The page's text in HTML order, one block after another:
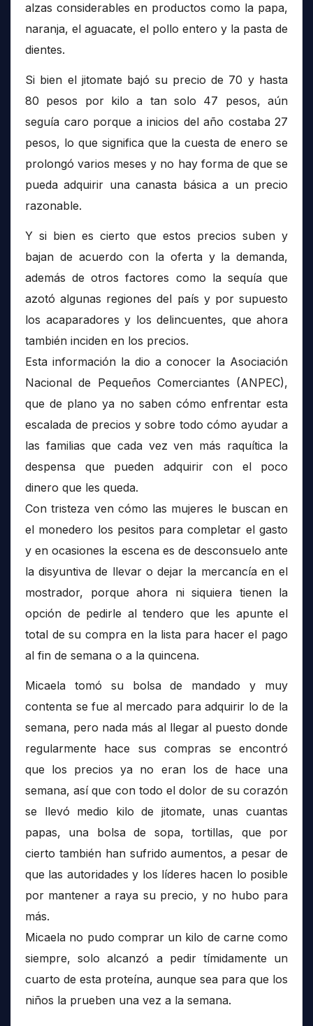
alzas considerables en productos como la papa,
naranja, el aguacate, el pollo entero y la pasta de
dientes.
Si bien el jitomate bajó su precio de 70 y hasta
80 pesos por kilo a tan solo 47 pesos, aún
seguía caro porque a inicios del año costaba 27
pesos, lo que significa que la cuesta de enero se
prolongó varios meses y no hay forma de que se
pueda adquirir una canasta básica a un precio
razonable.
Y si bien es cierto que estos precios suben y
bajan de acuerdo con la oferta y la demanda,
además de otros factores como la sequía que
azotó algunas regiones del país y por supuesto
los acaparadores y los delincuentes, que ahora
también inciden en los precios.
Esta información la dio a conocer la Asociación
Nacional de Pequeños Comerciantes (ANPEC),
que de plano ya no saben cómo enfrentar esta
escalada de precios y sobre todo cómo ayudar a
las familias que cada vez ven más raquítica la
despensa que pueden adquirir con el poco
dinero que les queda.
Con tristeza ven cómo las mujeres le buscan en
el monedero los pesitos para completar el gasto
y en ocasiones la escena es de desconsuelo ante
la disyuntiva de llevar o dejar la mercancía en el
mostrador, porque ahora ni siquiera tienen la
opción de pedirle al tendero que les apunte el
total de su compra en la lista para hacer el pago
al fin de semana o a la quincena.
Micaela tomó su bolsa de mandado y muy
contenta se fue al mercado para adquirir lo de la
semana, pero nada más al llegar al puesto donde
regularmente hace sus compras se encontró
que los precios ya no eran los de hace una
semana, así que con todo el dolor de su corazón
se llevó medio kilo de jitomate, unas cuantas
papas, una bolsa de sopa, tortillas, que por
cierto también han sufrido aumentos, a pesar de
que las autoridades y los líderes hacen lo posible
por mantener a raya su precio, y no hubo para
más.
Micaela no pudo comprar un kilo de carne como
siempre, solo alcanzó a pedir tímidamente un
cuarto de esta proteína, aunque sea para que los
niños la prueben una vez a la semana.